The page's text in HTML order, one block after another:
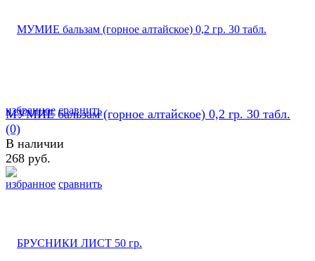
избранное сравнить
избранное сравнить
МУМИЕ бальзам (горное алтайское) 0,2 гр. 30 табл.
(0)
В наличии
268 руб.